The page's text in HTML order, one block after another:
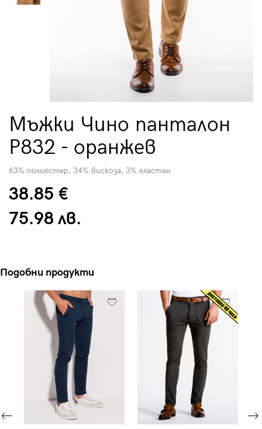
Мъжки Чино панталон
P832 - оранжев
63% полиестер, 34% вискоза, 3% еластан
38.85 €
75.98 лв.
Подобни продукти